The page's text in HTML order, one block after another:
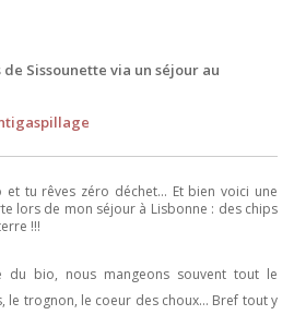
de Sissounette via un séjour au
tu rêves zéro déchet... Et bien voici une
lors de mon séjour à Lisbonne : des chips
!!!
du bio, nous mangeons souvent tout le
le trognon, le coeur des choux... Bref tout y